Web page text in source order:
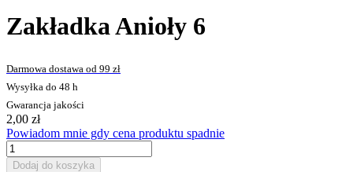
Zakładka Anioły 6
Darmowa dostawa od 99 zł
Wysyłka do 48 h
Gwarancja jakości
2,00 zł
Powiadom mnie gdy cena produktu spadnie
Dodaj do koszyka